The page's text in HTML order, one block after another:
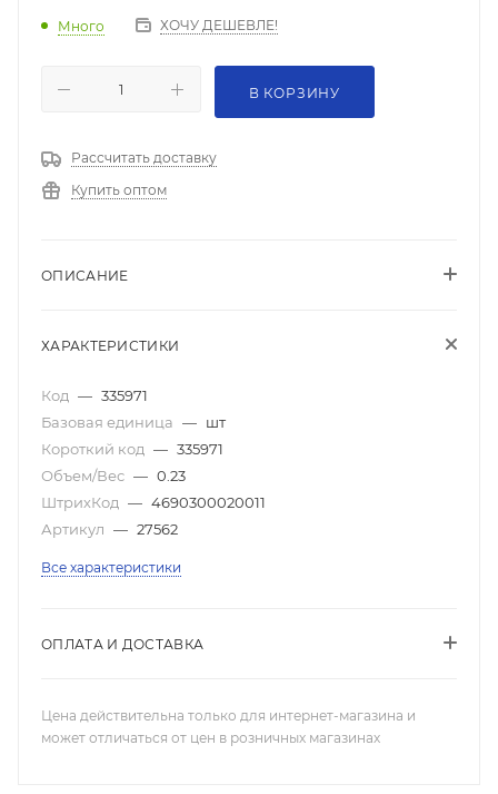
Много ХОЧУ ДЕШЕВЛЕ!
В КОРЗИНУ
Рассчитать доставку
Купить оптом
ОПИСАНИЕ
ХАРАКТЕРИСТИКИ
Код — 335971
Базовая единица — шт
Короткий код — 335971
Объем/Вес — 0.23
ШтрихКод — 4690300020011
Артикул — 27562
Все характеристики
ОПЛАТА И ДОСТАВКА
Цена действительна только для интернет-магазина и
может отличаться от цен в розничных магазинах